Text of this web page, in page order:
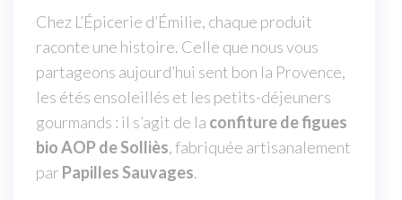
Chez L’Épicerie d’Émilie, chaque produit
raconte une histoire. Celle que nous vous
partageons aujourd’hui sent bon la Provence,
les étés ensoleillés et les petits-déjeuners
gourmands : il s’agit de la confiture de figues
bio AOP de Solliès, fabriquée artisanalement
par Papilles Sauvages.